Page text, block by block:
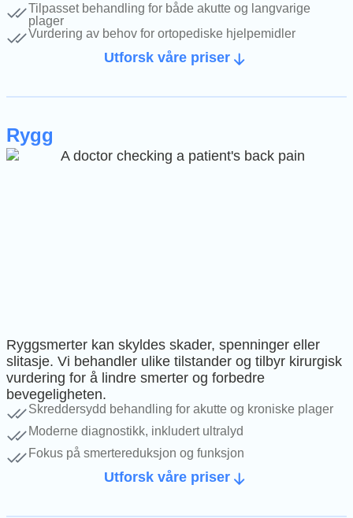
Tilpasset behandling for både akutte og langvarige
plager
Vurdering av behov for ortopediske hjelpemidler
Utforsk våre priser
Rygg
Ryggsmerter kan skyldes skader, spenninger eller
slitasje. Vi behandler ulike tilstander og tilbyr kirurgisk
vurdering for å lindre smerter og forbedre
bevegeligheten.
Skreddersydd behandling for akutte og kroniske plager
Moderne diagnostikk, inkludert ultralyd
Fokus på smertereduksjon og funksjon
Utforsk våre priser